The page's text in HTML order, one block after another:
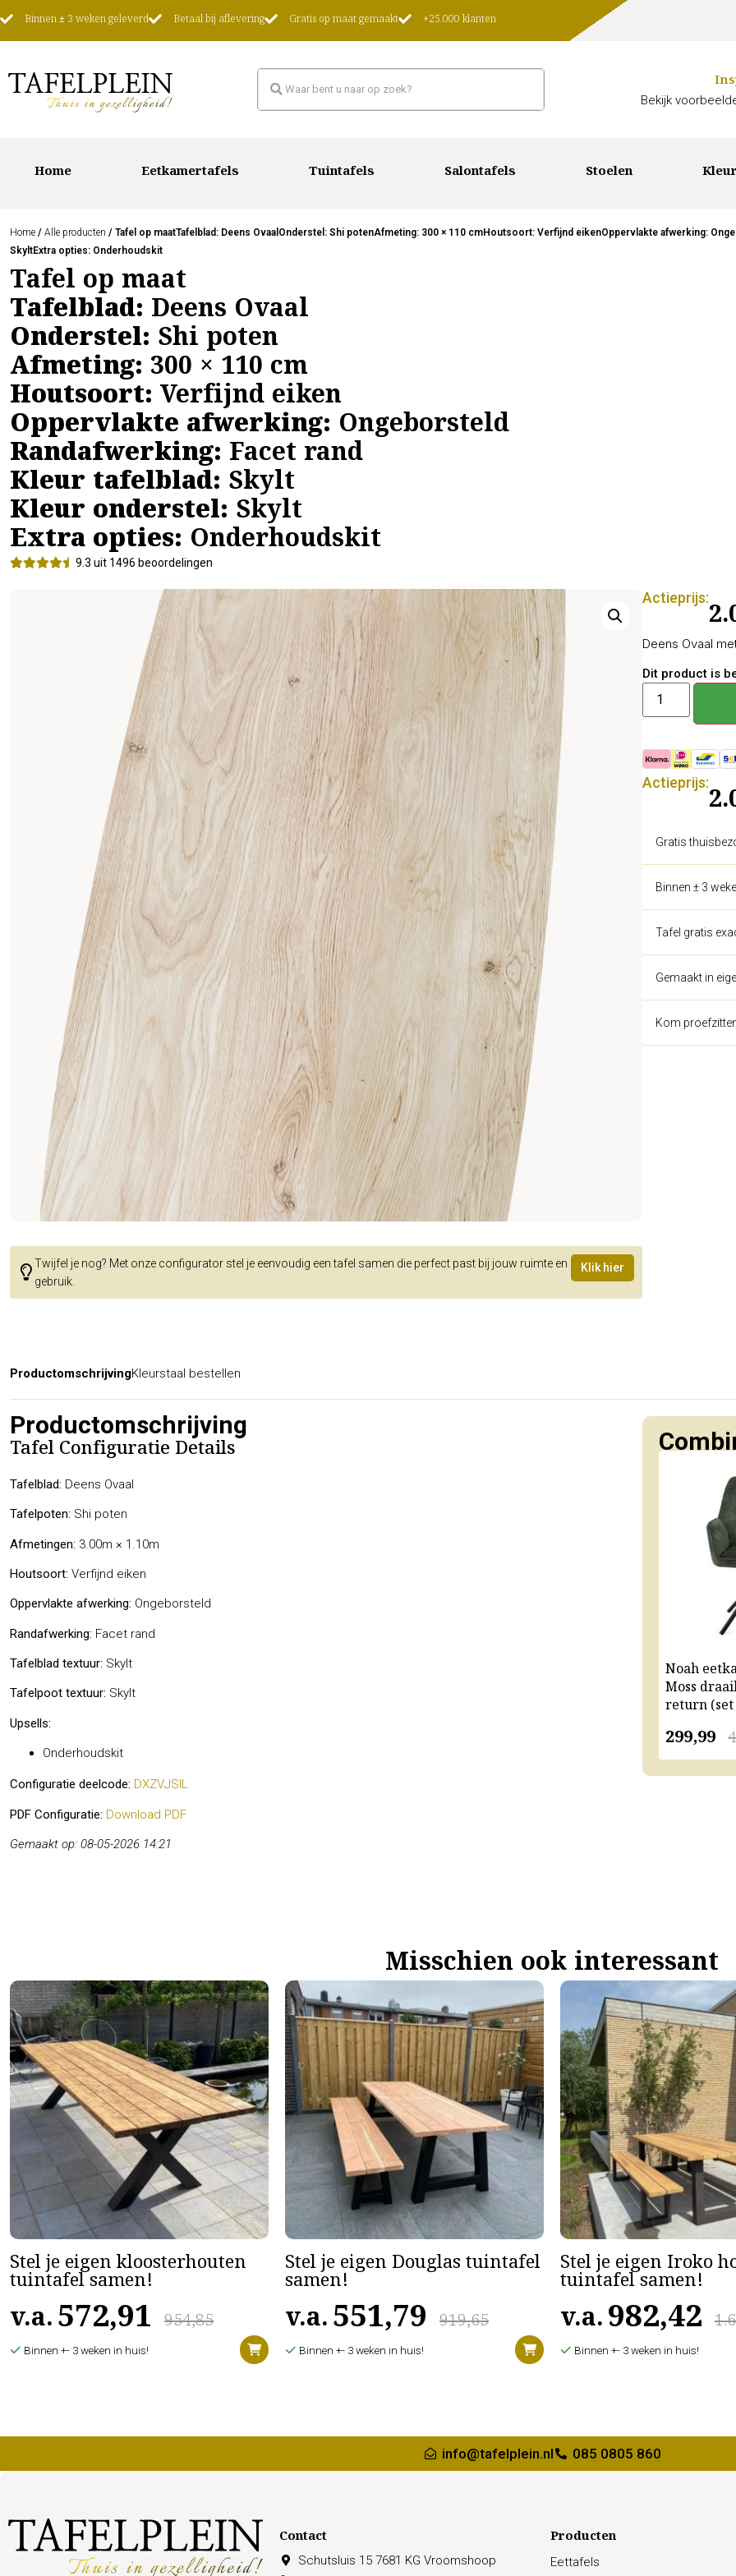
Binnen ± 3 weken geleverd Betaal bij aflevering Gratis op maat gemaakt +25.000 klanten
Bekijk
Home Eetkamertafels Tuintafels Salontafels Stoelen
Home / Alle producten / Tafel op maatTafelblad: Deens OvaalOnderstel: Shi potenAfmeting: 300 × 110 cmHoutsoort: Verfijnd eikenOppervlakte afwerking:
SkyltExtra opties: Onderhoudskit
Tafel op maat
Tafelblad: Deens Ovaal
Onderstel: Shi poten
Afmeting: 300 × 110 cm
Houtsoort: Verfijnd eiken
Oppervlakte afwerking: Ongeborsteld
Randafwerking: Facet rand
Kleur tafelblad: Skylt
Kleur onderstel: Skylt
Extra opties: Onderhoudskit
9.3 uit 1496 beoordelingen
Twijfel je nog? Met onze configurator stel je eenvoudig een tafel samen die perfect past bij jouw ruimte en
gebruik.
Klik hier
Actieprijs:
Deens Ovaal
Dit product is
Actieprijs:
Gratis
Binnen ± 3
Tafel gratis
Gemaakt in
Kom
ProductomschrijvingKleurstaal bestellen
Productomschrijving
Tafel Configuratie Details
Tafelblad: Deens Ovaal
Tafelpoten: Shi poten
Afmetingen: 3.00m × 1.10m
Houtsoort: Verfijnd eiken
Oppervlakte afwerking: Ongeborsteld
Randafwerking: Facet rand
Tafelblad textuur: Skylt
Tafelpoot textuur: Skylt
Upsells:
Onderhoudskit
Configuratie deelcode: DXZVJSIL
PDF Configuratie: Download PDF
Gemaakt op: 08-05-2026 14:21
Noah
Moss
return (set
299,99
Misschien ook interessant
Stel je eigen kloosterhouten
tuintafel samen!
v.a. 954,85
572,91
Binnen +- 3 weken in huis!
Stel je eigen Douglas tuintafel
samen!
v.a. 919,65
551,79
Binnen +- 3 weken in huis!
Stel je eigen Iroko
tuintafel samen!
v.a.982,42
Binnen +- 3 weken in huis!
info@tafelplein.nl 085 0805 860
Contact
Schutsluis 15 7681 KG Vroomshoop
Producten
Eettafels